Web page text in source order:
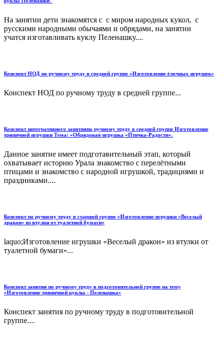
На занятии дети знакомятся с с миром народных кукол, с
русскими народными обычаями и обрядами, на занятии
учатся изготавливать куклу Пеленашку....
Конспект НОД по ручному труду в средней группе «Изготовление ёлочных игрушек»
Конспект НОД по ручному труду в средней группе...
Конспект интегративного занятияпо ручному труду в средней группе Изготовление
тряпичной игрушки Тема: «Обрядовая игрушка «Птичка-Радости».
Данное занятие имеет подготавительный этап, который
охватывает историю Урала знакомство с перелётными
птицами и знакомство с народной игрушкой, традициями и
праздниками....
Конспект по ручному труду в старшей группе «Изготовление игрушки «Веселый
дракон» из втулки от туалетной бумаги»
laquo;Изготовление игрушки «Веселый дракон» из втулки от
туалетной бумаги»...
Конспект занятия по ручному труду в подготовительной группе на тему
«Изготовление тряпичной куклы - Пеленашка»
Конспект занятия по ручному труду в подготовительной
группе....